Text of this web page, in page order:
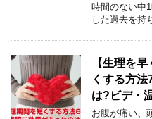
時間のない中
した過去を持
【生理を
くする方
は?ビデ・
お腹が痛い、